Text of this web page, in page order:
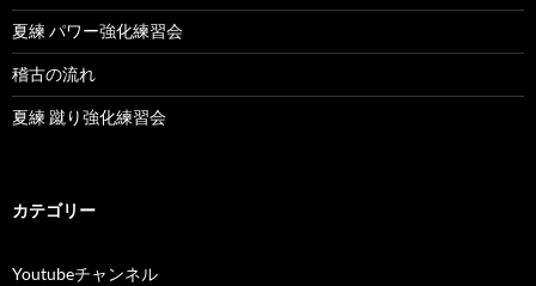
夏練 パワー強化練習会
稽古の流れ
夏練 蹴り強化練習会
カテゴリー
Youtubeチャンネル